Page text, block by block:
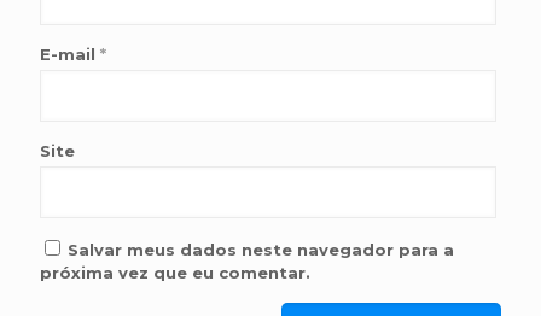
E-mail *
Site
Salvar meus dados neste navegador para a
próxima vez que eu comentar.